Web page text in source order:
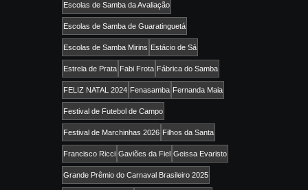
Escolas de Samba da Avaliação
Escolas de Samba de Guaratinguetá
Escolas de Samba Mirins Estácio de Sá
Estrela de Prata Fabi Frota Fábrica do Samba
FELIZ NATAL 2024 Fenasamba Fernanda Maia
Festival de Futebol de Campo
Festival de Marchinhas 2026 Filhos da Santa
Francisco Ricci Gaviões da Fiel Geissa Evaristo
Grande Prêmio do Carnaval Brasileiro 2025